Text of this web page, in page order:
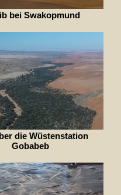
bei Swakopmund
die Wüstenstation
Gobabeb